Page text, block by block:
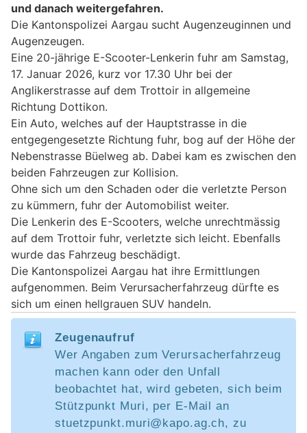
und danach weitergefahren.
Die Kantonspolizei Aargau sucht Augenzeuginnen und
Augenzeugen.
Eine 20-jährige E-Scooter-Lenkerin fuhr am Samstag,
17. Januar 2026, kurz vor 17.30 Uhr bei der
Anglikerstrasse auf dem Trottoir in allgemeine
Richtung Dottikon.
Ein Auto, welches auf der Hauptstrasse in die
entgegengesetzte Richtung fuhr, bog auf der Höhe der
Nebenstrasse Büelweg ab. Dabei kam es zwischen den
beiden Fahrzeugen zur Kollision.
Ohne sich um den Schaden oder die verletzte Person
zu kümmern, fuhr der Automobilist weiter.
Die Lenkerin des E-Scooters, welche unrechtmässig
auf dem Trottoir fuhr, verletzte sich leicht. Ebenfalls
wurde das Fahrzeug beschädigt.
Die Kantonspolizei Aargau hat ihre Ermittlungen
aufgenommen. Beim Verursacherfahrzeug dürfte es
sich um einen hellgrauen SUV handeln.
Zeugenaufruf
Wer Angaben zum Verursacherfahrzeug
machen kann oder den Unfall
beobachtet hat, wird gebeten, sich beim
Stützpunkt Muri, per E-Mail an
stuetzpunkt.muri@kapo.ag.ch, zu